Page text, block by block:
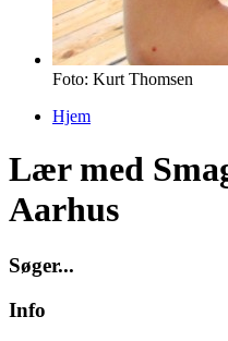
Foto: Kurt Thomsen
Hjem
Lær med
Aarhus
Søger...
Info